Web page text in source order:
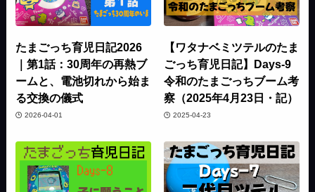
たまごっち育児日記2026
｜第1話：30周年の再熱ブ
ームと、電池切れから始ま
る交換の儀式
2026-04-01
【ワタナベミツテルのたま
ごっち育児日記】Days-9
令和のたまごっちブーム考
察（2025年4月23日・記）
2025-04-23